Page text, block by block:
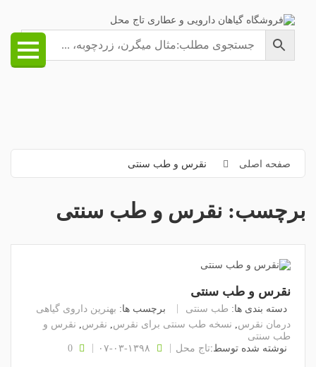
صفحه اصلی نقرس و طب سنتی
برچسب: نقرس و طب سنتی
نقرس و طب سنتی
دسته بندی ها: طب سنتی برچسب ها: بهنرین داروی گیاهی
درمان نقرس, نسخه طب سنتی برای نقرس, نقرس, نقرس و
طب سنتی
نوشته شده توسط:تاج محل ۱۳۹۸-۰۳-۰۷ 0